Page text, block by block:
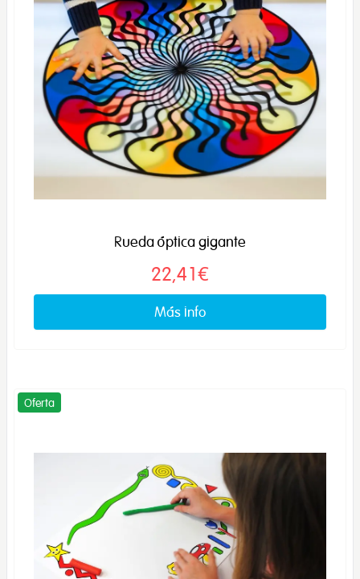
Rueda óptica gigante
22,41€
Más info
Oferta